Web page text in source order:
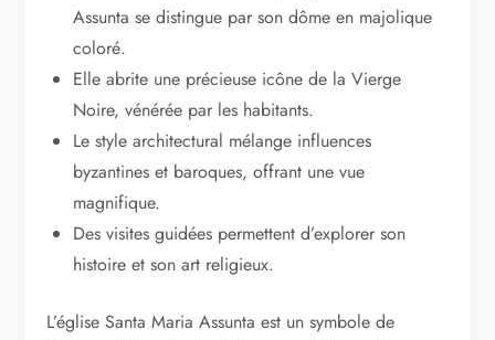
Assunta se distingue par son dôme en majolique
coloré.
Elle abrite une précieuse icône de la Vierge
Noire, vénérée par les habitants.
Le style architectural mélange influences
byzantines et baroques, offrant une vue
magnifique.
Des visites guidées permettent d’explorer son
histoire et son art religieux.
L’église Santa Maria Assunta est un symbole de